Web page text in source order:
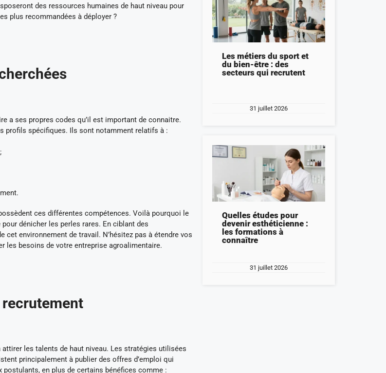
des ressources humaines de haut niveau pour
plus recommandées à déployer ?
a ses propres codes qu’il est important de connaitre.
profils spécifiques. Ils sont notamment relatifs à :
ces différentes compétences. Voilà pourquoi le
dénicher les perles rares. En ciblant des
environnement de travail. N’hésitez pas à étendre vos
les besoins de votre entreprise agroalimentaire.
les talents de haut niveau. Les stratégies utilisées
principalement à publier des offres d’emploi qui
postulants, en plus de certains bénéfices comme :
Les métiers du sport et
du bien-être : des
secteurs qui recrutent
31 juillet 2026
Quelles études pour
devenir esthéticienne :
les formations à
connaître
31 juillet 2026